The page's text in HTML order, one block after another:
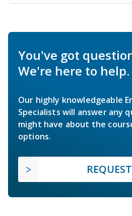
You've got
We're here to help.
Our highly knowledgeable
Specialists will answer any
might have about the
options.